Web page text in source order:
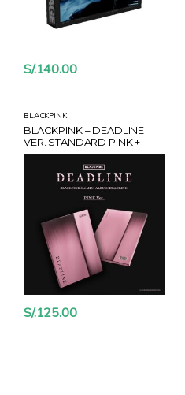
S/.140.00
BLACKPINK
BLACKPINK – DEADLINE
VER. STANDARD PINK +
POB WITHMUU
S/.125.00